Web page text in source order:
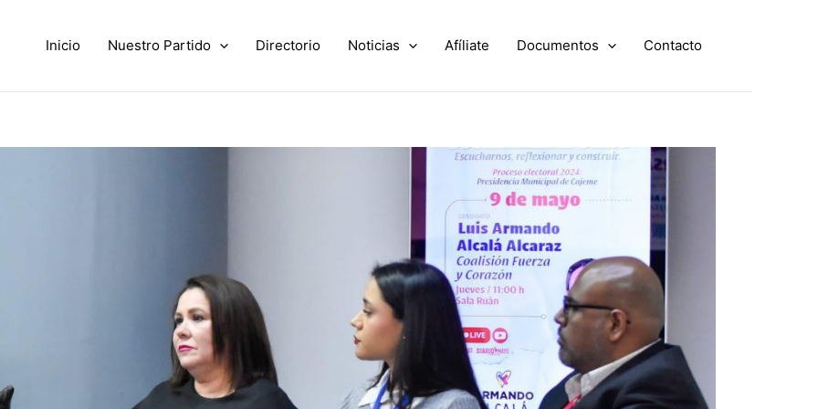
Inicio Nuestro Partido Directorio Noticias Afíliate Documentos Contacto